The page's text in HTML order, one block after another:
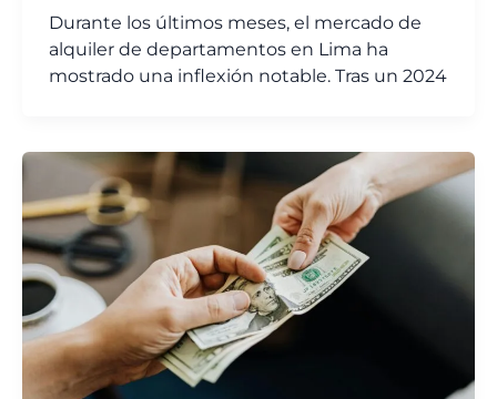
Durante los últimos meses, el mercado de
alquiler de departamentos en Lima ha
mostrado una inflexión notable. Tras un 2024